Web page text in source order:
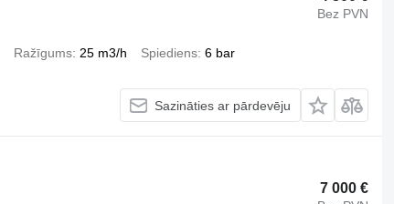
Bez PVN
Ražīgums 25 m3/h Spiediens 6 bar
Sazināties ar pārdevēju
7 000 €